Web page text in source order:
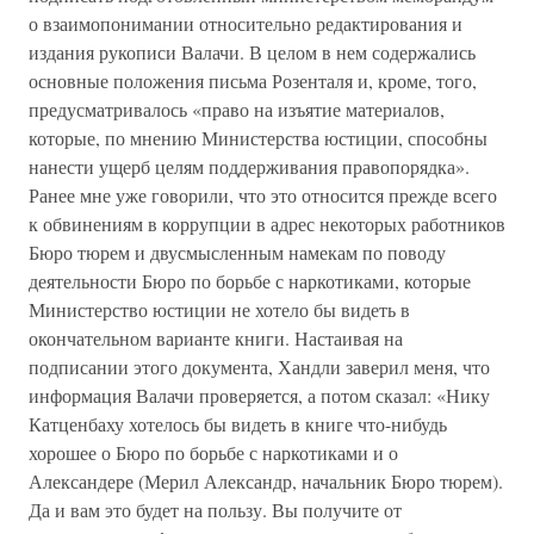
о взаимопонимании относительно редактирования и
издания рукописи Валачи. В целом в нем содержались
основные положения письма Розенталя и, кроме, того,
предусматривалось «право на изъятие материалов,
которые, по мнению Министерства юстиции, способны
нанести ущерб целям поддерживания правопорядка».
Ранее мне уже говорили, что это относится прежде всего
к обвинениям в коррупции в адрес некоторых работников
Бюро тюрем и двусмысленным намекам по поводу
деятельности Бюро по борьбе с наркотиками, которые
Министерство юстиции не хотело бы видеть в
окончательном варианте книги. Настаивая на
подписании этого документа, Хандли заверил меня, что
информация Валачи проверяется, а потом сказал: «Нику
Катценбаху хотелось бы видеть в книге что-нибудь
хорошее о Бюро по борьбе с наркотиками и о
Александере (Мерил Александр, начальник Бюро тюрем).
Да и вам это будет на пользу. Вы получите от